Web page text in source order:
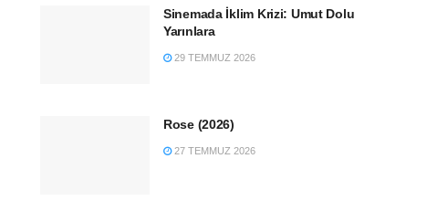
Sinemada İklim Krizi: Umut Dolu
Yarınlara
29 TEMMUZ 2026
Rose (2026)
27 TEMMUZ 2026